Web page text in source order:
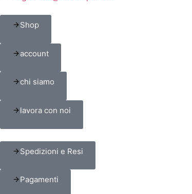
Shop
account
chi siamo
lavora con noi
Spedizioni e Resi
Pagamenti